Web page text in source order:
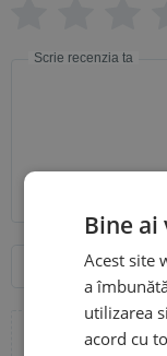
Scrie recenzia ta
Bine
Acest site
a
utilizarea
acord cu